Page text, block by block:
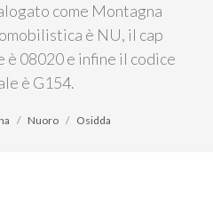
come Montagna
è NU, il cap
è 08020 e infine il codice
è G154.
Nuoro Osidda